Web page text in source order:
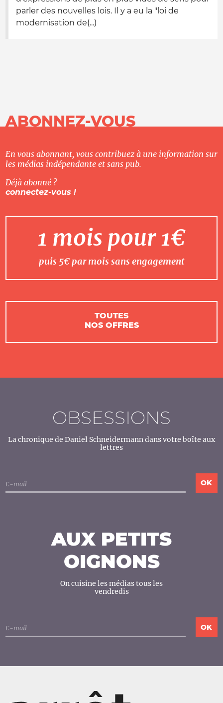
parler des nouvelles lois. Il y a eu la "loi de
modernisation de(...)
ABONNEZ-VOUS
En vous abonnant, vous contribuez à une information sur
les médias indépendante et sans pub.
Déjà abonné ?
connectez-vous !
1 mois pour 1€
puis 5€ par mois sans engagement
TOUTES
NOS OFFRES
OBSESSIONS
La chronique de Daniel Schneidermann dans votre boîte aux
lettres
AUX PETITS
OIGNONS
On cuisine les médias tous les
vendredis